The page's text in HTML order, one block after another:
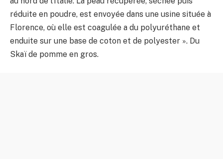
réduite en poudre, est envoyée dans une usine située à
Florence, où elle est coagulée a du polyuréthane et
enduite sur une base de coton et de polyester ». Du
Skaï de pomme en gros.